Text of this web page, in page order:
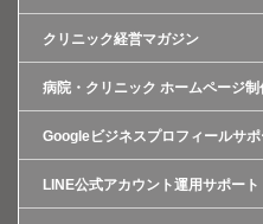
クリニック経営マガジン
病院・クリニック ホームページ制
Googleビジネスプロフィールサポ
LINE公式アカウント運用サポート